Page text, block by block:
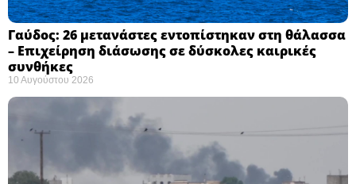
Γαύδος: 26 μετανάστες εντοπίστηκαν στη θάλασσα
– Επιχείρηση διάσωσης σε δύσκολες καιρικές
συνθήκες ​
10 Αυγούστου 2026